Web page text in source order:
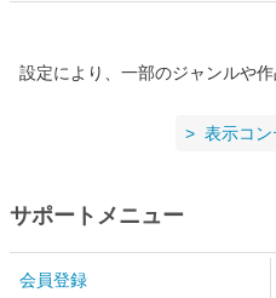
設定により、一部のジャンルや
表示コ
サポートメニュー
会員登録